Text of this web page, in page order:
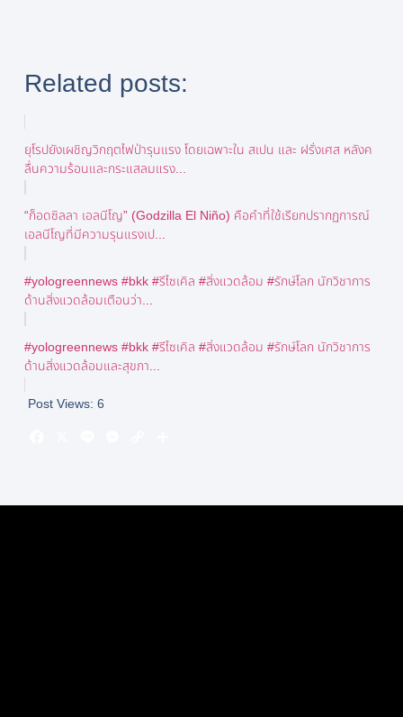
Related posts:
ยุโรปยังเผชิญวิกฤตไฟป่ารุนแรง โดยเฉพาะใน สเปน และ ฝรั่งเศส หลังค
ลื่นความร้อนและกระแสลมแรง...
“ก็อดซิลลา เอลนีโญ” (Godzilla El Niño) คือคำที่ใช้เรียกปรากฏการณ์
เอลนีโญที่มีความรุนแรงเป...
#yologreennews #bkk #รีไซเคิล #สิ่งแวดล้อม #รักษ์โลก นักวิชาการ
ด้านสิ่งแวดล้อมเตือนว่า...
#yologreennews #bkk #รีไซเคิล #สิ่งแวดล้อม #รักษ์โลก นักวิชาการ
ด้านสิ่งแวดล้อมและสุขภา...
Post Views: 6